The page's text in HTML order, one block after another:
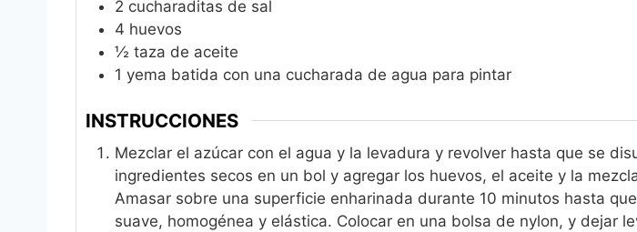
2 cucharaditas de sal
4 huevos
½ taza de aceite
1 yema batida con una cucharada de agua para pintar
INSTRUCCIONES
Mezclar el azúcar con el agua y la levadura y revolver hasta que se
ingredientes secos en un bol y agregar los huevos, el aceite y la
Amasar sobre una superficie enharinada durante 10 minutos hasta
suave, homogénea y elástica. Colocar en una bolsa de nylon, y dejar